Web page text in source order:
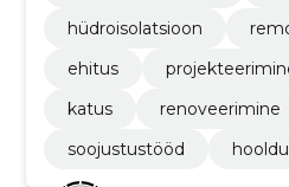
hüdroisolatsioon
ehitus
katus
renoveerimine
soojustustööd